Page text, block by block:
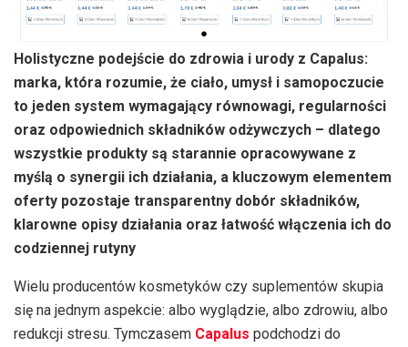
Holistyczne podejście do zdrowia i urody z Capalus:
marka, która rozumie, że ciało, umysł i samopoczucie
to jeden system wymagający równowagi, regularności
oraz odpowiednich składników odżywczych – dlatego
wszystkie produkty są starannie opracowywane z
myślą o synergii ich działania, a kluczowym elementem
oferty pozostaje transparentny dobór składników,
klarowne opisy działania oraz łatwość włączenia ich do
codziennej rutyny
Wielu producentów kosmetyków czy suplementów skupia
się na jednym aspekcie: albo wyglądzie, albo zdrowiu, albo
redukcji stresu. Tymczasem Capalus podchodzi do